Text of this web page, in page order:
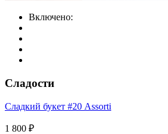
Включено:
Сладости
Сладкий букет #20 Assorti
1 800 ₽